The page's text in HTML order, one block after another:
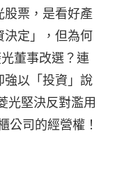
票，是看好產
決定」，但為何
董事改選？連
強以「投資」說
光堅決反對濫用
公司的經營權！